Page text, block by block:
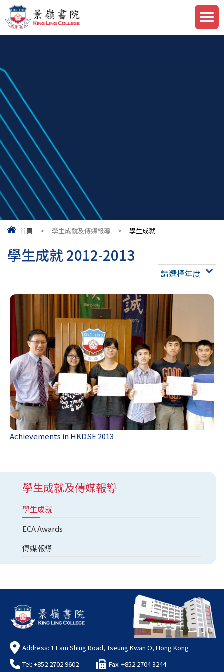
首頁 > 學生成就及傳媒報導 > 學生成就
學生成就 2012-2013
請選擇年度
Achievements in HKDSE 2013
學生成就及傳媒報導
學生成就
ECA Awards
傳媒報導
Address: 1 Lam Shing Road, Tseung Kwan O, Hong Kong
Tel: +852 2702 9602
Fax: +852 2704 3244